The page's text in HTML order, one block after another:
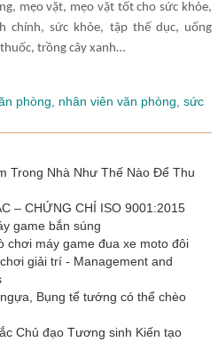
mẹo vặt, mẹo vặt tốt cho sức khỏe,
chính, sức khỏe, tập thế dục, uống
trồng cây xanh…
phòng, nhân viên văn phòng, sức
Trong Nhà Như Thế Nào Để Thu
– CHỨNG CHỈ ISO 9001:2015
game bắn súng
chơi máy game đua xe moto đôi
giải trí - Management and
Bụng tể tướng có thể chèo
Chủ đạo Tương sinh Kiến tạo